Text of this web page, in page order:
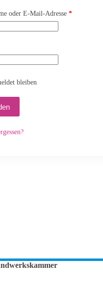
oder E-Mail-Adresse *Erforderlich
bleiben